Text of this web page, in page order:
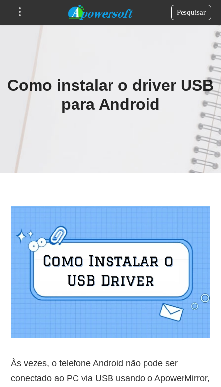
Pesquisar
Como instalar o driver USB
para Android
Às vezes, o telefone Android não pode ser
conectado ao PC via USB usando o ApowerMirror,